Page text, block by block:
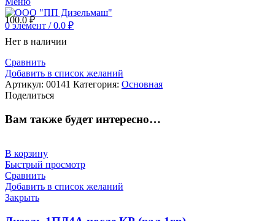
0элемент / 0.0 ₽
100.0₽
Нет в наличии
Сравнить
Добавить в список желаний
Артикул: 00141 Категория: Основная
Поделиться
Вам также будет интересно…
В корзину
Быстрый просмотр
Сравнить
Добавить в список желаний
Закрыть